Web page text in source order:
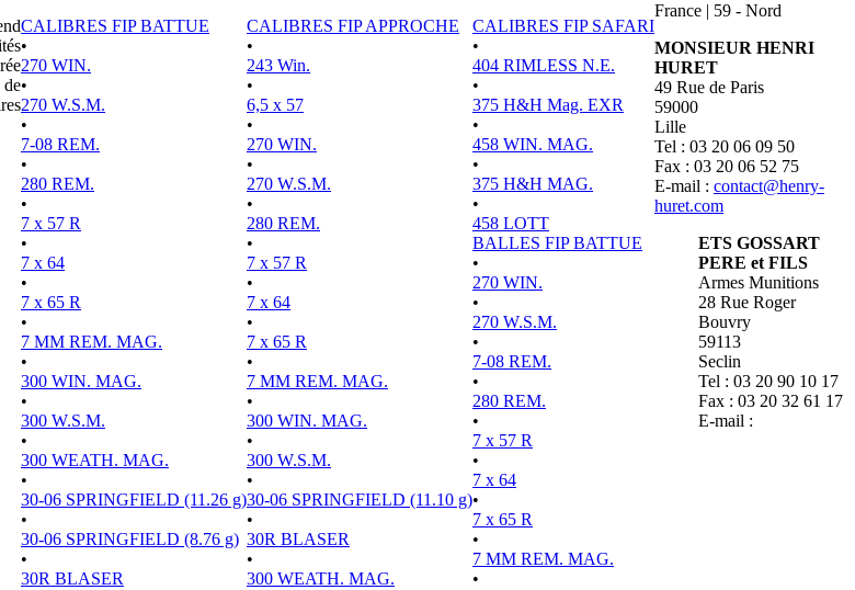
CALIBRES FIP BATTUE
•
270 WIN.
•
270 W.S.M.
•
7-08 REM.
•
280 REM.
•
7 x 57 R
•
7 x 64
•
7 x 65 R
•
7 MM REM. MAG.
•
300 WIN. MAG.
•
300 W.S.M.
•
300 WEATH. MAG.
•
30-06 SPRINGFIELD (11.26 g)
•
30-06 SPRINGFIELD (8.76 g)
•
30R BLASER
CALIBRES FIP APPROCHE
•
243 Win.
•
6,5 x 57
•
270 WIN.
•
270 W.S.M.
•
280 REM.
•
7 x 57 R
•
7 x 64
•
7 x 65 R
•
7 MM REM. MAG.
•
300 WIN. MAG.
•
300 W.S.M.
•
30-06 SPRINGFIELD (11.10 g)
•
30R BLASER
•
300 WEATH. MAG.
CALIBRES FIP SAFARI
•
404 RIMLESS N.E.
•
375 H&H Mag. EXR
•
458 WIN. MAG.
•
375 H&H MAG.
•
458 LOTT
BALLES FIP BATTUE
•
270 WIN.
•
270 W.S.M.
•
7-08 REM.
•
280 REM.
•
7 x 57 R
•
7 x 64
•
7 x 65 R
•
7 MM REM. MAG.
•
France | 59 - Nord
MONSIEUR HENRI
HURET
49 Rue de Paris
59000
Lille
Tel : 03 20 06 09 50
Fax : 03 20 06 52 75
E-mail : contact@henry-
huret.com
ETS GOSSART
PERE et FILS
Armes Munitions
28 Rue Roger
Bouvry
59113
Seclin
Tel : 03 20 90 10 17
Fax : 03 20 32 61 17
E-mail :